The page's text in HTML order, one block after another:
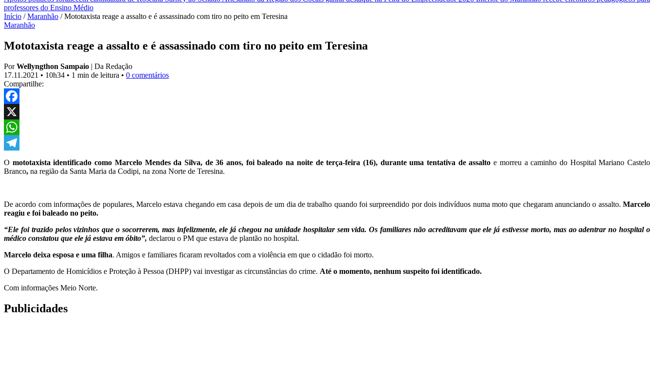
professores do Ensino Médio
Início / Maranhão / Mototaxista reage a assalto e é assassinado com tiro no peito em Teresina
Maranhão
Mototaxista reage a assalto e é assassinado com tiro no peito em Teresina
PorWellyngthon Sampaio | Da Redação
17.11.2021 • 10h34 • 1 min de leitura • 0 comentários
Compartilhe:
Facebook
X
WhatsApp
Telegram
O mototaxista identificado como Marcelo Mendes da Silva, de 36 anos, foi baleado na noite de terça-feira (16), durante uma tentativa de assalto e morreu a caminho do Hospital Mariano Castelo
Branco, na região da Santa Maria da Codipi, na zona Norte de Teresina.
De acordo com informações de populares, Marcelo estava chegando em casa depois de um dia de trabalho quando foi surpreendido por dois indivíduos numa moto que chegaram anunciando o assalto. Marcelo
reagiu e foi baleado no peito.
“Ele foi trazido pelos vizinhos que o socorrerem, mas infelizmente, ele já chegou na unidade hospitalar sem vida. Os familiares não acreditavam que ele já estivesse morto, mas ao adentrar no hospital o
médico constatou que ele já estava em óbito”, declarou o PM que estava de plantão no hospital.
Marcelo deixa esposa e uma filha. Amigos e familiares ficaram revoltados com a violência em que o cidadão foi morto.
O Departamento de Homicídios e Proteção à Pessoa (DHPP) vai investigar as circunstâncias do crime. Até o momento, nenhum suspeito foi identificado.
Com informações Meio Norte.
Publicidades